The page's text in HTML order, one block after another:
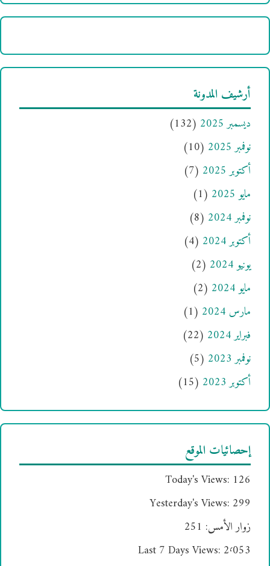
أرشيف المدونة
ديسمبر 2025
(132)
نوفمبر 2025
(10)
أكتوبر 2025
(7)
مايو 2025
(1)
نوفمبر 2024
(8)
أكتوبر 2024
(4)
يونيو 2024
(2)
مايو 2024
(2)
مارس 2024
(1)
فبراير 2024
(22)
نوفمبر 2023
(5)
أكتوبر 2023
(15)
إحصائيات الموقع
Today's Views: 126
Yesterday's Views: 299
زوار الأمس: 251
Last 7 Days Views: 2٬053